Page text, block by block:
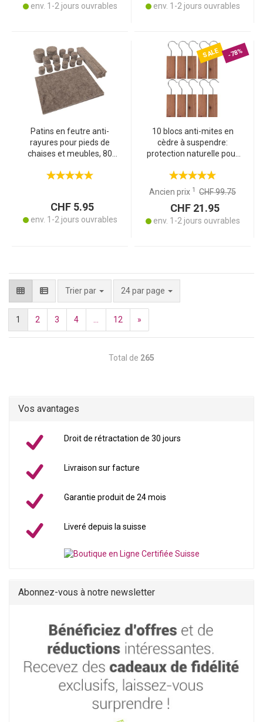
env. 1-2 jours ouvrables env. 1-2 jours ouvrables
Patins en feutre anti-
rayures pour pieds de
chaises et meubles, 80
CHF 5.95
env. 1-2 jours ouvrables
SALE -78%
10 blocs anti-mites en
cèdre à suspendre:
protection naturelle pour
placards à provision –
haute efficacité
Ancien prix 1 CHF 99.75
CHF 21.95
env. 1-2 jours ouvrables
Trier par 24 par page
1 2 3 4 12 »
Total de 265
Vos avantages
Droit de rétractation de 30 jours
Livraison sur facture
Garantie produit de 24 mois
Liveré depuis la suisse
Abonnez-vous à notre newsletter